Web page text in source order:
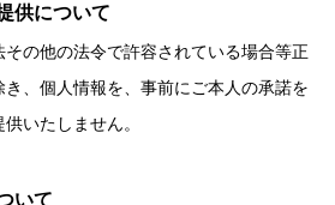
供について
の他の法令で許容されている場合等正
、個人情報を、事前にご本人の承諾を
いたしません。
いて